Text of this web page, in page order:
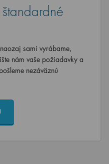
sami vyrábame,
nám vaše požiadavky a
nezáväznú